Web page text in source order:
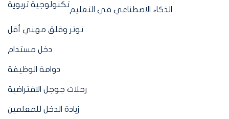
تكنولوجية تربوية
الذكاء الاصطناعي في التعليم
توتر وقلق مهني أقل
دخل مستدام
دوامة الوظيفة
رحلات جوجل الافتراضية
زيادة الدخل للمعلمين